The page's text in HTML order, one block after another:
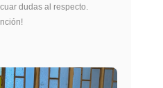
dudas al respecto.